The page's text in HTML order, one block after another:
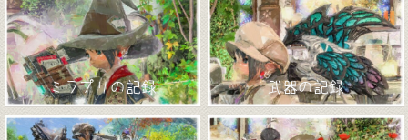
ミラプリの記録 武器の記録